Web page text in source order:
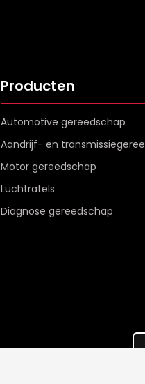
Producten
Automotive gereedschap
Aandrijf- en
Motor gereedschap
Luchtratels
Diagnose gereedschap